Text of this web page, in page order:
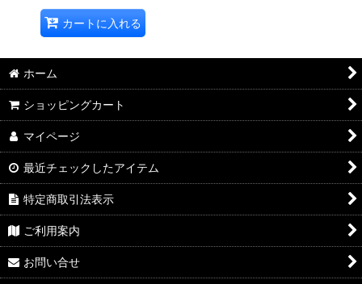
カートに入れる
ホーム
ショッピングカート
マイページ
最近チェックしたアイテム
特定商取引法表示
ご利用案内
お問い合せ